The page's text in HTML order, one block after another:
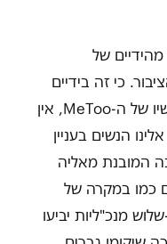
של
כי זה בידיים
שלנו. אבל חבל לי שבקמפיין עכשיו של ה-MeToo, אין
הנשים בעניין
המובנת מאליה
כמו במקרה של
מנכ"ליות יביעו